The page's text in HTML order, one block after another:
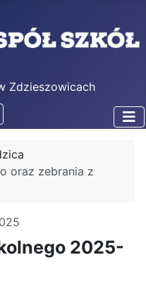
Zdzieszowicach
oraz zebrania z
2025-